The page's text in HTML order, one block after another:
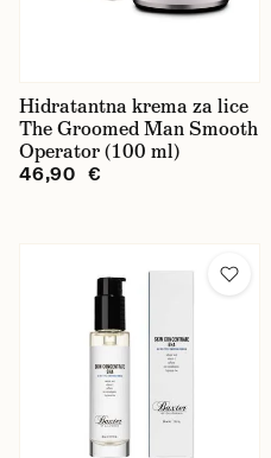
Hidratantna krema za lice
The Groomed Man Smooth
Operator (100 ml)
46,90 €